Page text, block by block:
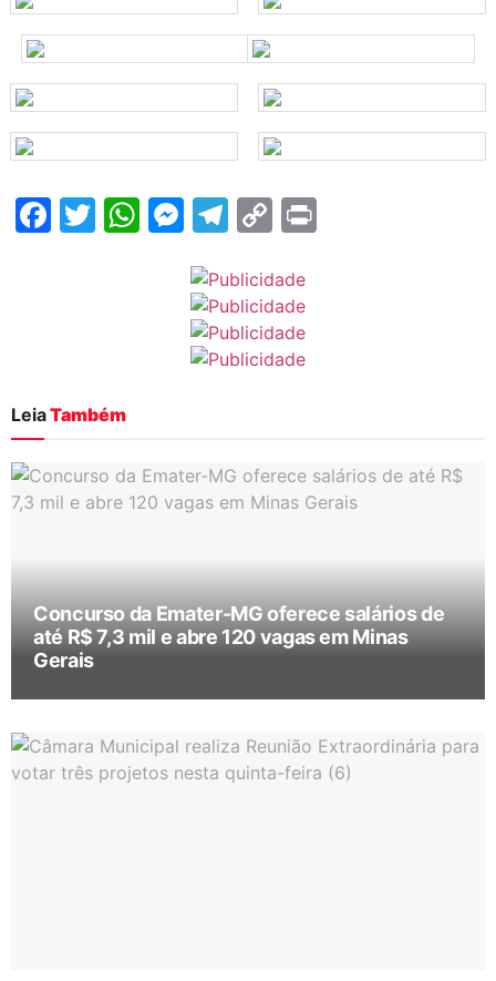
Facebook
Twitter
WhatsApp
Messenger
Telegram
Copy
LeiaTambém
Concurso da Emater-MG oferece salários de
até R$ 7,3 mil e abre 120 vagas em Minas
Gerais